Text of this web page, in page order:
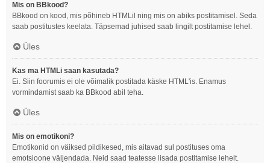
Mis on BBkood?
BBkood on kood, mis põhineb HTMLil ning mis on abiks postitamisel. Seda
saab postitustes keelata. Täpsemad juhised saab lingilt postitamise lehel.
Üles
Kas ma HTMLi saan kasutada?
Ei. Siin foorumis ei ole võimalik postitada käske HTML'is. Enamus
vormindamist saab ka BBkood abil teha.
Üles
Mis on emotikoni?
Emotikonid on väiksed pildikesed, mis aitavad sul postituses oma
emotsioone väljendada. Neid saad teatesse lisada postitamise lehelt.